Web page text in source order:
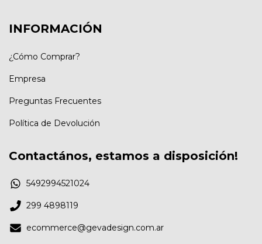
INFORMACIÓN
¿Cómo Comprar?
Empresa
Preguntas Frecuentes
Política de Devolución
Contactános, estamos a disposición!
5492994521024
299 4898119
ecommerce@gevadesign.com.ar